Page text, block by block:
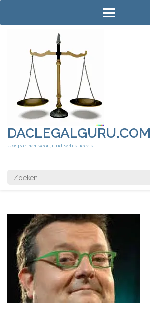
Ga
inhoud
DACLEGALGURU.COM
Uw partner voor juridisch succes